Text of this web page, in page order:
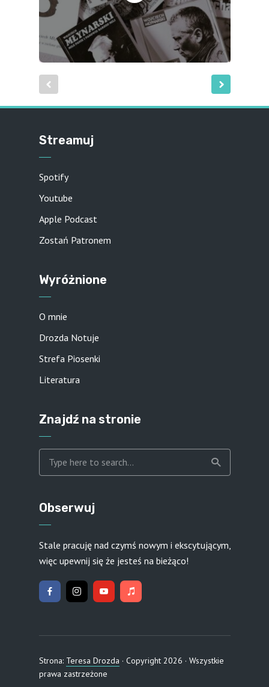
Streamuj
Spotify
Youtube
Apple Podcast
Zostań Patronem
Wyróżnione
O mnie
Drozda Notuje
Strefa Piosenki
Literatura
Znajdź na stronie
Obserwuj
Stale pracuję nad czymś nowym i ekscytującym,
więc upewnij się że jesteś na bieżąco!
Strona: Teresa Drozda · Copyright 2026 · Wszystkie
prawa zastrzeżone